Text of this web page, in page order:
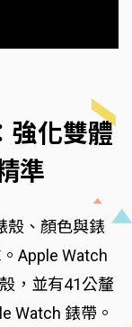
強化雙體
準
殼、顏色與錶
Apple Watch
，並有41公釐
Watch 錶帶。